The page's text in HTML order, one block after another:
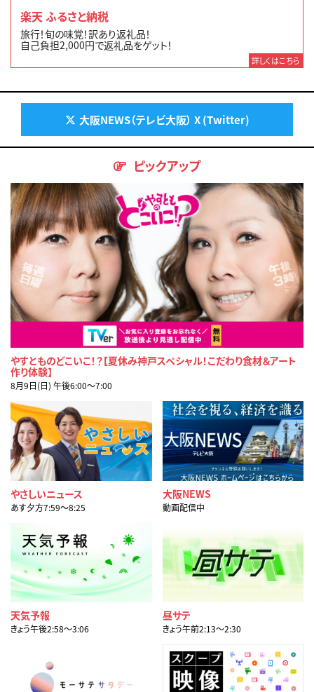
楽天 ふるさと納税
旅行！旬の味覚！訳あり返礼品！
自己負担2,000円で返礼品をゲット！
詳しくはこちら
大阪NEWS（テレビ大阪） X (Twitter)
ピックアップ
やすとものどこいこ！？【夏休み神戸スペシャル！こだわり食材＆アート
作り体験】
8月9日(日) 午後6:00〜7:00
やさしいニュース
あす夕方7:59〜8:25
大阪NEWS
動画配信中
天気予報
きょう午後2:58〜3:06
昼サテ
きょう午前2:13〜2:30